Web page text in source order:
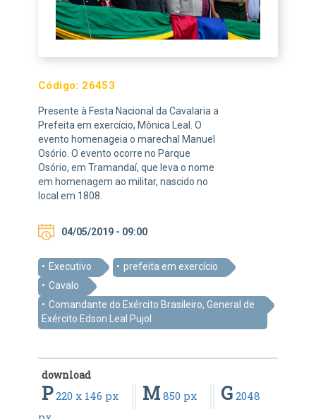
Código: 26453
Presente à Festa Nacional da Cavalaria a
Prefeita em exercício, Mônica Leal. O
evento homenageia o marechal Manuel
Osório. O evento ocorre no Parque
Osório, em Tramandaí, que leva o nome
em homenagem ao militar, nascido no
local em 1808.
04/05/2019 - 09:00
Executivo
prefeita em exercício
Cavalo
Comandante do Exército Brasileiro, General de
Exército Edson Leal Pujol
download
P220 x 146 px M 850 px G 2048